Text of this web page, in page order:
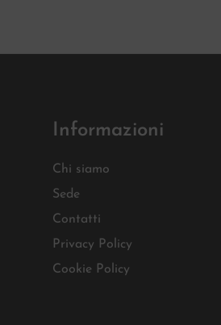
Informazioni
Chi siamo
Sede
Contatti
Privacy Policy
Cookie Policy